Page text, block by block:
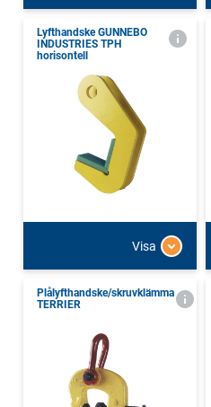
Lyfthandske GUNNEBO
INDUSTRIES TPH
horisontell
Visa
Plålyfthandske/skruvklämma
TERRIER